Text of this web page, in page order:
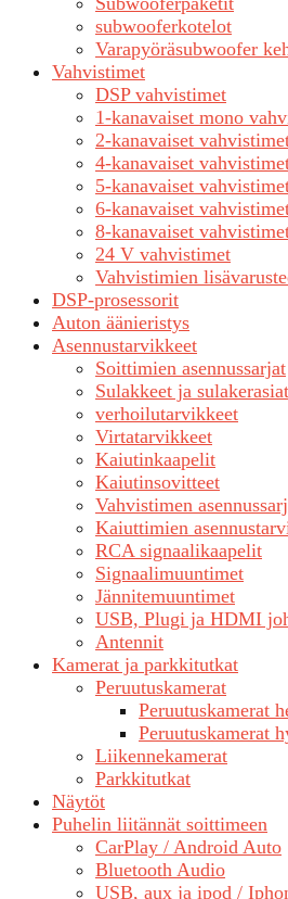
subwooferkotelot
Varapyöräsubwoofer
Vahvistimet
DSP vahvistimet
1-kanavaiset mono
2-kanavaiset
4-kanavaiset
5-kanavaiset
6-kanavaiset
8-kanavaiset
24 V vahvistimet
Vahvistimien
DSP-prosessorit
Auton äänieristys
Asennustarvikkeet
Soittimien asennussarjat
Sulakkeet ja sulakerasiat
verhoilutarvikkeet
Virtatarvikkeet
Kaiutinkaapelit
Kaiutinsovitteet
Vahvistimen
Kaiuttimien
RCA signaalikaapelit
Signaalimuuntimet
Jännitemuuntimet
USB, Plugi ja HDMI
Antennit
Kamerat ja parkkitutkat
Peruutuskamerat
Peruutuskamerat
Peruutuskamerat
Liikennekamerat
Parkkitutkat
Näytöt
Puhelin liitännät soittimeen
CarPlay / Android Auto
Bluetooth Audio
USB, aux ja ipod /